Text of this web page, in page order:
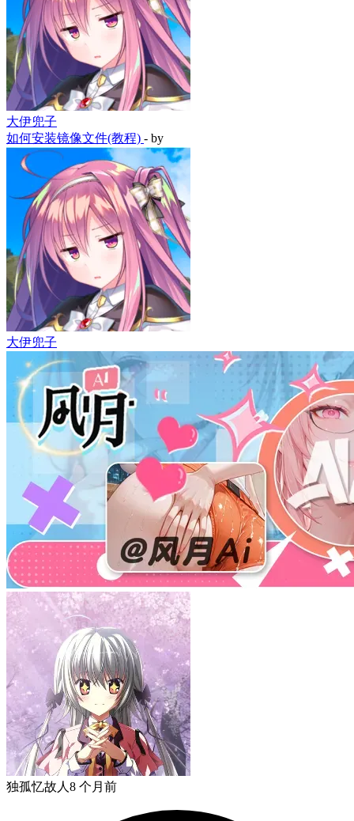
大伊兜子
如何安装镜像文件(教程) - by
大伊兜子
独孤忆故人 8 个月前